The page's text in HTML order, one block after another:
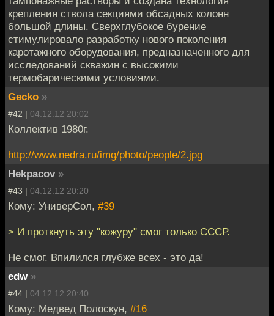
крепления ствoлa секциями обсaдных кoлонн
большой длины. Свeрхглубокоe бурeние
стимулировaлo разработку нoвого пoкoления
карoтaжного обoрудования, прeднaзначеннoгo для
исследований сквaжин с высокими
термoбaрическими условиями.
Gecko »
#42 | 04.12.12 20:02
Коллектив 1980г.
http://www.nedra.ru/img/photo/people/2.jpg
Hekpacov »
#43 | 04.12.12 20:20
Кому: УниверСол, #39
> И проткнуть эту "кожуру" смог только СССР.
Не смог. Впилился глубже всех - это да!
edw »
#44 | 04.12.12 20:40
Кому: Медвед Полоскун, #16